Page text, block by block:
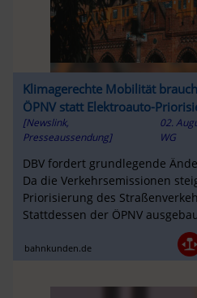
Klimagerechte Mobilität
ÖPNV statt Elektroauto-
Bahnkunden-Verband e.V. –
[Newslink,
Presseaussendung]
02.
WG
DBV fordert grundlegende
Da die Verkehrsemissionen
Priorisierung des
Stattdessen der ÖPNV
Verkehrsvermeidung im
bahnkunden.de